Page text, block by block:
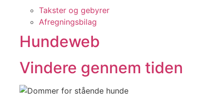
Takster og gebyrer
Afregningsbilag
Hundeweb
Vindere gennem tiden